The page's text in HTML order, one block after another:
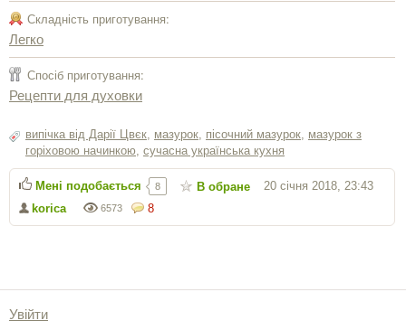
Складність приготування:
Легко
Спосіб приготування:
Рецепти для духовки
випічка від Дарії Цвєк, мазурок, пісочний мазурок, мазурок з
горіховою начинкою, сучасна українська кухня
8
6573
korica
20 січня 2018, 23:43
Мені подобається 8 В обране
Увійти